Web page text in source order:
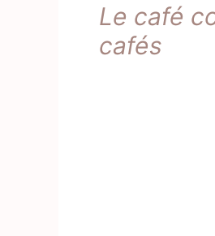
Le café
cafés